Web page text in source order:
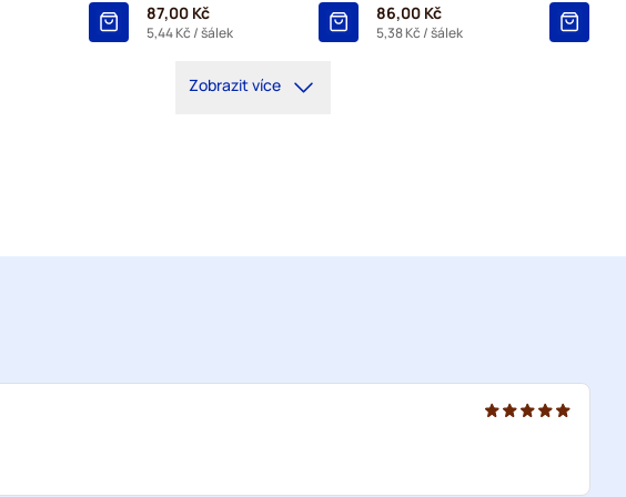
87,00 Kč
5,44 Kč / šálek
86,00 Kč
5,38 Kč / šálek
Zobrazit více